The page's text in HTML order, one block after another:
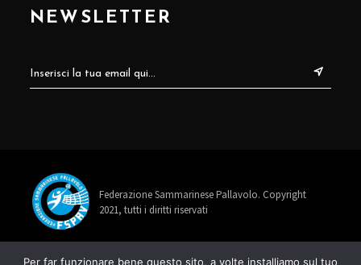
NEWSLETTER
Federazione Sammarinese Pallavolo. Copyright
2021, tutti i diritti riservati
Per far funzionare bene questo sito, a volte installiamo sul tuo